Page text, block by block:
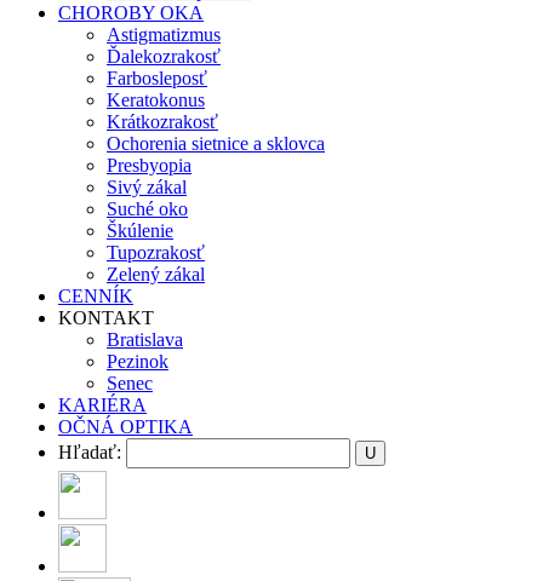
CHOROBY OKA
Astigmatizmus
Ďalekozrakosť
Farbosleposť
Keratokonus
Krátkozrakosť
Ochorenia sietnice a sklovca
Presbyopia
Sivý zákal
Suché oko
Škúlenie
Tupozrakosť
Zelený zákal
CENNÍK
KONTAKT
Bratislava
Pezinok
Senec
KARIÉRA
OČNÁ OPTIKA
Hľadať: